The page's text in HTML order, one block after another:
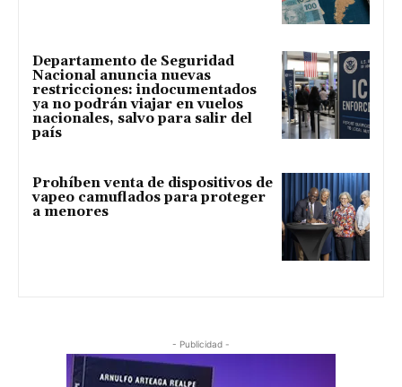
Departamento de Seguridad
Nacional anuncia nuevas
restricciones: indocumentados
ya no podrán viajar en vuelos
nacionales, salvo para salir del
país
Prohíben venta de dispositivos de
vapeo camuflados para proteger
a menores
- Publicidad -